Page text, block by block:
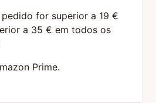
pedido for superior a 19 €
a 35 € em todos os
Prime.